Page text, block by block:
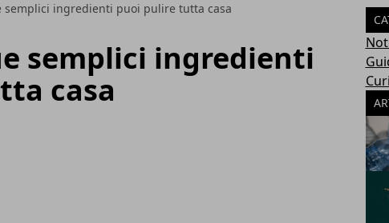
semplici ingredienti puoi pulire tutta casa
semplici ingredienti
casa